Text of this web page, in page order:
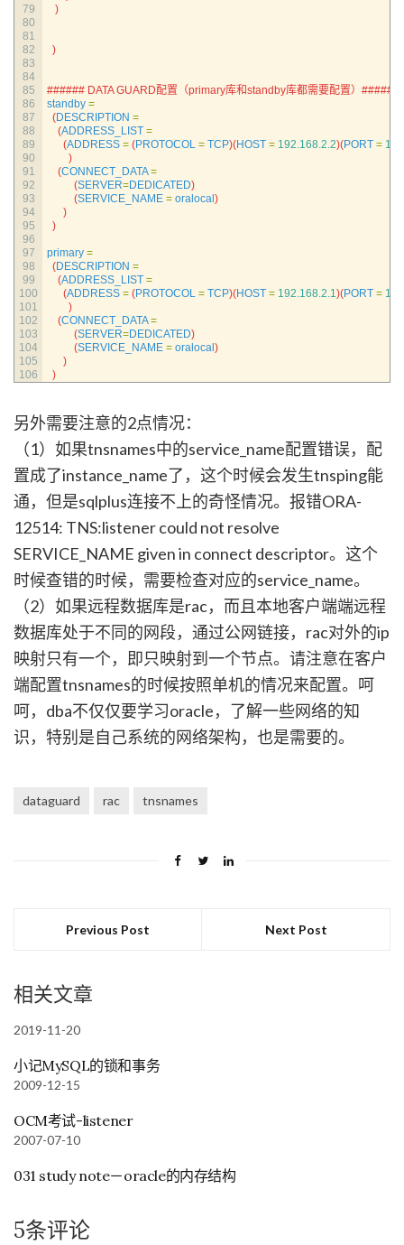
79
80
81
82
83
84
85
86
87
88
89
90
91
92
93
94
95
96
97
98
99
100
101
102
103
104
105
106
)
)
###### DATA GUARD配置（primary库和standby库都需要配置）
standby =
(DESCRIPTION =
(ADDRESS_LIST =
(ADDRESS = (PROTOCOL = TCP)(HOST = 192.168.2.2)(PORT =
)
(CONNECT_DATA =
(SERVER=DEDICATED)
(SERVICE_NAME = oralocal )
)
)
primary =
(DESCRIPTION =
(ADDRESS_LIST =
(ADDRESS = (PROTOCOL = TCP)(HOST = 192.168.2.1)(PORT =
)
(CONNECT_DATA =
(SERVER=DEDICATED)
(SERVICE_NAME = oralocal )
)
)
另外需要注意的2点情况：
（1）如果tnsnames中的service_name配置错误，配
置成了instance_name了，这个时候会发生tnsping能
通，但是sqlplus连接不上的奇怪情况。报错ORA-
12514: TNS:listener could not resolve
SERVICE_NAME given in connect descriptor。这个
时候查错的时候，需要检查对应的service_name。
（2）如果远程数据库是rac，而且本地客户端端远程
数据库处于不同的网段，通过公网链接，rac对外的ip
映射只有一个，即只映射到一个节点。请注意在客户
端配置tnsnames的时候按照单机的情况来配置。呵
呵，dba不仅仅要学习oracle，了解一些网络的知
识，特别是自己系统的网络架构，也是需要的。
dataguard rac tnsnames
Previous Post Next Post
相关文章
2019-11-20
小记MySQL的锁和事务
2009-12-15
OCM考试-listener
2007-07-10
031 study note－oracle的内存结构
5条评论